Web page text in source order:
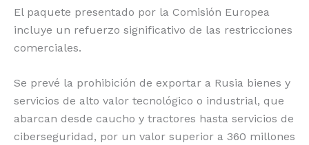
El paquete presentado por la Comisión Europea
incluye un refuerzo significativo de las restricciones
comerciales.
Se prevé la prohibición de exportar a Rusia bienes y
servicios de alto valor tecnológico o industrial, que
abarcan desde caucho y tractores hasta servicios de
ciberseguridad, por un valor superior a 360 millones